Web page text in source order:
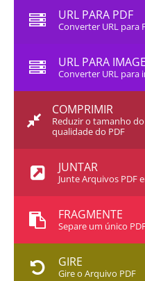
URL PARA PDF
Converter URL para
URL PARA
Converter URL para
COMPRIMIR
Reduzir o tamanho
qualidade do PDF
JUNTAR
Junte Arquivos PDF
FRAGMENTE
Separe um único
GIRE
Gire o Arquivo PDF